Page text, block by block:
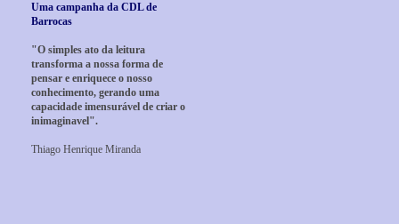
Uma campanha da CDL de
Barrocas
"O simples ato da leitura
transforma a nossa forma de
pensar e enriquece o nosso
conhecimento, gerando uma
capacidade imensurável de criar o
inimaginavel".
Thiago Henrique Miranda